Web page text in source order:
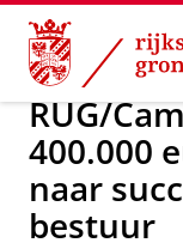
Skip
Content
Skip
Navigation
Over ons
RUG/
400.000
naar
bestuur